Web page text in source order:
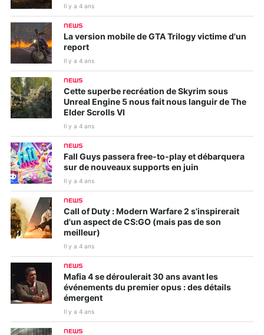
Il y a 4 ans
NEWS
La version mobile de GTA Trilogy victime d'un
report
Il y a 4 ans
NEWS
Cette superbe recréation de Skyrim sous
Unreal Engine 5 nous fait nous languir de The
Elder Scrolls VI
Il y a 4 ans
NEWS
Fall Guys passera free-to-play et débarquera
sur de nouveaux supports en juin
Il y a 4 ans
NEWS
Call of Duty : Modern Warfare 2 s'inspirerait
d'un aspect de CS:GO (mais pas de son
meilleur)
Il y a 4 ans
NEWS
Mafia 4 se déroulerait 30 ans avant les
événements du premier opus : des détails
émergent
Il y a 4 ans
NEWS